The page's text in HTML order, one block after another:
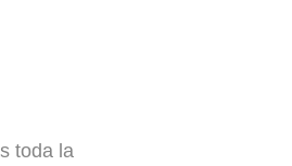
toda la